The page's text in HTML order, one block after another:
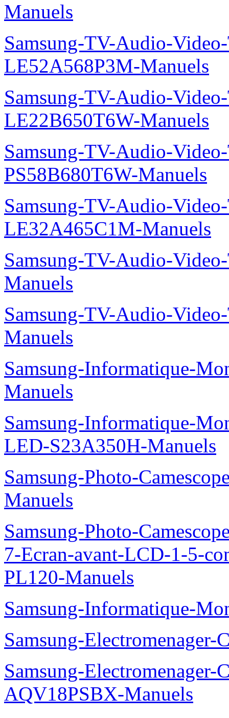
Manuels
Samsung-TV-Audio-
LE52A568P3M-Manuels
Samsung-TV-Audio-
LE22B650T6W-Manuels
Samsung-TV-Audio-
PS58B680T6W-Manuels
Samsung-TV-Audio-
LE32A465C1M-Manuels
Samsung-TV-Audio-
Manuels
Samsung-TV-Audio-
Manuels
Samsung-Informatique-
Manuels
Samsung-Informatique-
LED-S23A350H-Manuels
Samsung-Photo-
Manuels
Samsung-Photo-
7-Ecran-avant-LCD-1-5-
PL120-Manuels
Samsung-Informatique-
Samsung-
Samsung-Electromenager-
AQV18PSBX-Manuels